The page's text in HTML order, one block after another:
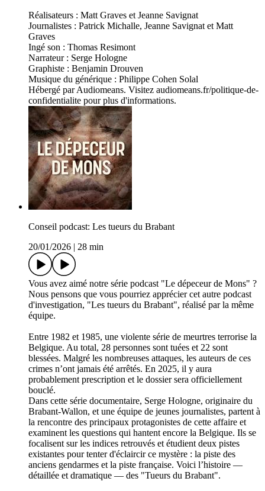
Réalisateurs : Matt Graves et Jeanne Savignat
Journalistes : Patrick Michalle, Jeanne Savignat et Matt
Graves
Ingé son : Thomas Resimont
Narrateur : Serge Hologne
Graphiste : Benjamin Drouven
Musique du générique : Philippe Cohen Solal
Hébergé par Audiomeans. Visitez audiomeans.fr/politique-de-
confidentialite pour plus d'informations.
Conseil podcast: Les tueurs du Brabant
20/01/2026
28 min
Vous avez aimé notre série podcast "Le dépeceur de Mons" ?
Nous pensons que vous pourriez apprécier cet autre podcast
d'investigation, "Les tueurs du Brabant", réalisé par la même
équipe.
Entre 1982 et 1985, une violente série de meurtres terrorise la
Belgique. Au total, 28 personnes sont tuées et 22 sont
blessées. Malgré les nombreuses attaques, les auteurs de ces
crimes n’ont jamais été arrêtés. En 2025, il y aura
probablement prescription et le dossier sera officiellement
bouclé.
Dans cette série documentaire, Serge Hologne, originaire du
Brabant-Wallon, et une équipe de jeunes journalistes, partent à
la rencontre des principaux protagonistes de cette affaire et
examinent les questions qui hantent encore la Belgique. Ils se
focalisent sur les indices retrouvés et étudient deux pistes
existantes pour tenter d'éclaircir ce mystère : la piste des
anciens gendarmes et la piste française. Voici l’histoire —
détaillée et dramatique — des "Tueurs du Brabant".